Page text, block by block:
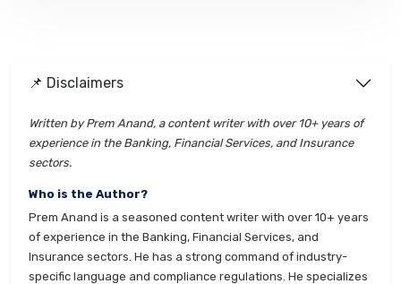
📌 Disclaimers
Written by Prem Anand, a content writer with over 10+ years of
experience in the Banking, Financial Services, and Insurance
sectors.
Who is the Author?
Prem Anand is a seasoned content writer with over 10+ years
of experience in the Banking, Financial Services, and
Insurance sectors. He has a strong command of industry-
specific language and compliance regulations. He specializes